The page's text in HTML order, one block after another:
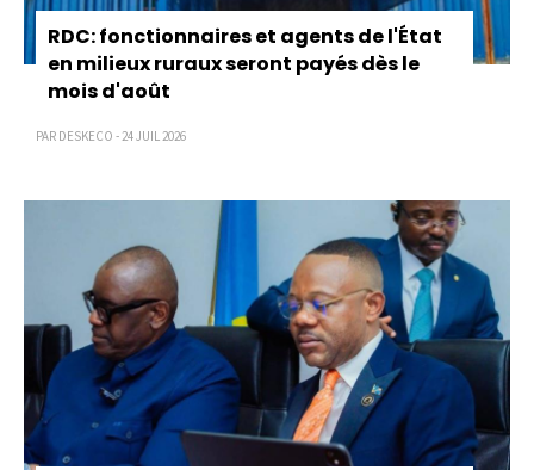
RDC: fonctionnaires et agents de l'État
en milieux ruraux seront payés dès le
mois d'août
PAR DESKECO - 24 JUIL 2026